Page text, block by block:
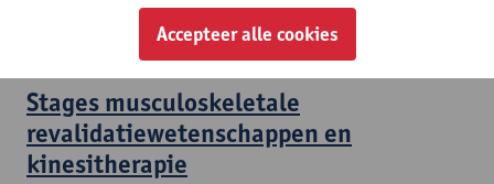
neurological conditions
Stages musculoskeletale
revalidatiewetenschappen en
kinesitherapie
Accepteer alle cookies